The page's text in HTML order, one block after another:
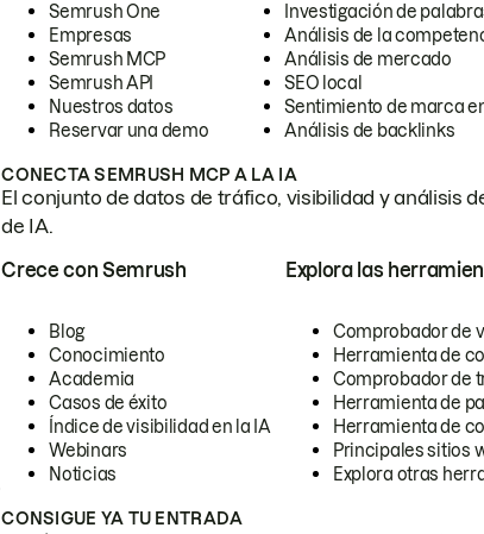
Semrush One
Empresas
Semrush MCP
Semrush API
Nuestros datos
Reservar una demo
Investigación de
Análisis de la
Análisis de mercado
SEO local
Sentimiento de marca
Análisis de backlinks
CONECTA SEMRUSH MCP A LA IA
El conjunto de datos de tráfico, visibilidad y análisis
de IA.
Crece con Semrush
Blog
Conocimiento
Academia
Casos de éxito
Índice de visibilidad en la IA
Webinars
Noticias
Explora las
Comprobador de
Herramienta de
Comprobador de
Herramienta de
Herramienta de
Principales sitios
Explora otras
CONSIGUE YA TU ENTRADA